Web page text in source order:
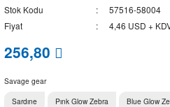
Stok Kodu
57516-58004
Fiyat
4,46 USD +
256,80
Savage gear
Sardıne
Pınk Glow Zebra Blue Glow